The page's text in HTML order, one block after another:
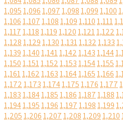
1,0951,0961,0971,0981,0991,100
1,1061,1071,1081,1091,1101,111
1,1171,1181,1191,1201,1211,122
1,1281,1291,1301,1311,1321,133
1,1391,1401,1411,1421,1431,144
1,1501,1511,1521,1531,1541,155
1,1611,1621,1631,1641,1651,166
1,1721,1731,1741,1751,1761,177
1,1831,1841,1851,1861,1871,188
1,1941,1951,1961,1971,1981,199
1,2051,2061,2071,2081,2091,210